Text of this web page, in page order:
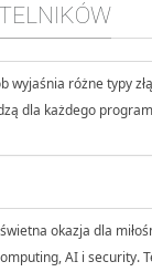
wyjaśnia różne typy
dla każdego
okazja dla
AI i security.